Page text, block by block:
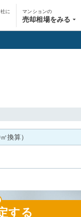
に マンションの
売却相場をみる
換算）
する